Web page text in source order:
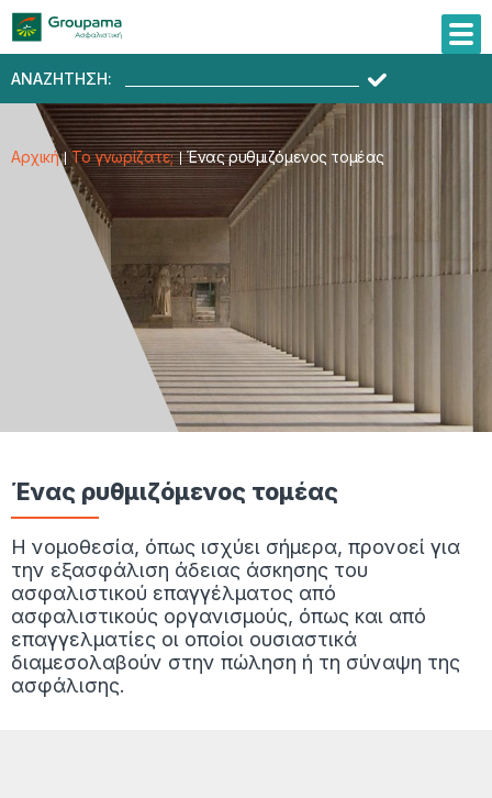
ΑΝΑΖΗΤΗΣΗ:
Αρχική Το γνωρίζατε; Ένας ρυθμιζόμενος τομέας
Ένας ρυθμιζόμενος τομέας
Η νομοθεσία, όπως ισχύει σήμερα, προνοεί για
την εξασφάλιση άδειας άσκησης του
ασφαλιστικού επαγγέλματος από
ασφαλιστικούς οργανισμούς, όπως και από
επαγγελματίες οι οποίοι ουσιαστικά
διαμεσολαβούν στην πώληση ή τη σύναψη της
ασφάλισης.